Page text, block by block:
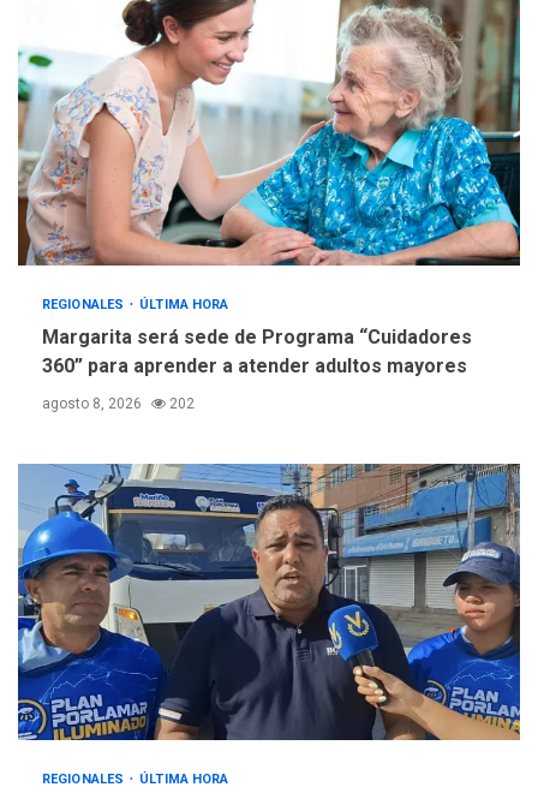
REGIONALES ÚLTIMA HORA
Margarita será sede de Programa “Cuidadores
360” para aprender a atender adultos mayores
agosto 8, 2026 202
REGIONALES ÚLTIMA HORA